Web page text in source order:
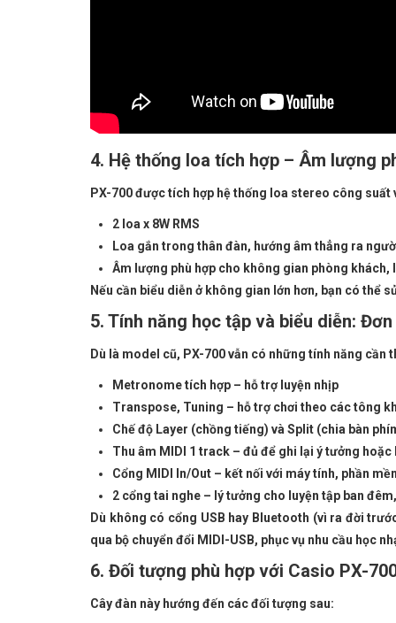
4. Hệ thống loa tích hợp – Âm lượng
PX-700 được tích hợp hệ thống loa stereo công suất
2 loa x 8W RMS
Loa gắn trong thân đàn, hướng âm thẳng ra
Âm lượng phù hợp cho không gian phòng
Nếu cần biểu diễn ở không gian lớn hơn, bạn có thể
5. Tính năng học tập và biểu diễn:
Dù là model cũ, PX-700 vẫn có những tính năng
Metronome tích hợp – hỗ trợ luyện nhịp
Transpose, Tuning – hỗ trợ chơi theo các tông
Chế độ Layer (chồng tiếng) và Split (chia bàn
Thu âm MIDI 1 track – đủ để ghi lại ý tưởng hoặc
Cổng MIDI In/Out – kết nối với máy tính, phần
2 cổng tai nghe – lý tưởng cho luyện tập ban
Dù không có cổng USB hay Bluetooth (vì ra đời
qua bộ chuyển đổi MIDI-USB, phục vụ nhu cầu học
6. Đối tượng phù hợp với Casio PX-
Cây đàn này hướng đến các đối tượng sau: